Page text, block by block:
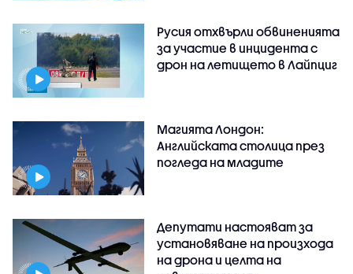
Русия отхвърли обвиненията
за участие в инцидента с
дрон на летището в Лайпциг
Магията Лондон:
Английската столица през
погледа на младите
Депутати настояват за
установяване на произхода
на дрона и целта на